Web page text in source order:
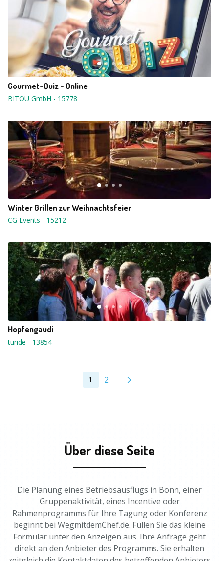
Gourmet-Quiz - Online
BITOU GmbH - 15778
Winter Grillen zur Weihnachtsfeier
CG Events - 15212
Hopfengaudi
turide - 13854
1 2
Über diese Seite
Die Planung eines Betriebsausflugs in Bonn, einer
Gruppenaktivität, eines Incentive oder
Rahmenprogramms für Ihre Tagung oder Konferenz
beginnt bei WegmitdemChef.de. Füllen Sie das kleine
Formular unter den Anzeigen aus. Ihre Anfrage geht
direkt an den Anbieter des Programms. Sie erhalten